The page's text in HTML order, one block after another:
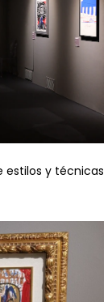
estilos y técnicas